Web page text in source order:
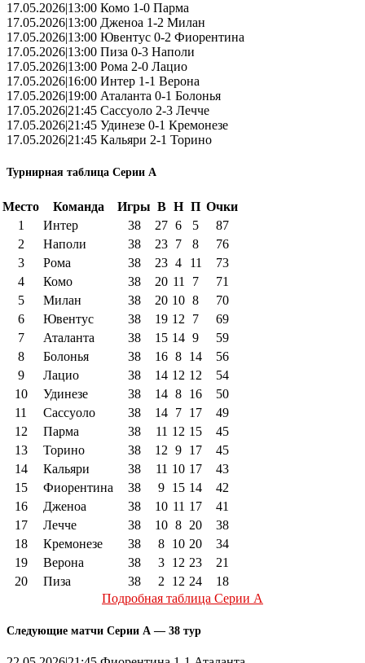
17.05.2026|13:00 Комо 1-0 Парма
17.05.2026|13:00 Дженоа 1-2 Милан
17.05.2026|13:00 Ювентус 0-2 Фиорентина
17.05.2026|13:00 Пиза 0-3 Наполи
17.05.2026|13:00 Рома 2-0 Лацио
17.05.2026|16:00 Интер 1-1 Верона
17.05.2026|19:00 Аталанта 0-1 Болонья
17.05.2026|21:45 Сассуоло 2-3 Лечче
17.05.2026|21:45 Удинезе 0-1 Кремонезе
17.05.2026|21:45 Кальяри 2-1 Торино
Турнирная таблица Серии А
Место Команда Игры В Н П Очки
1
Интер 38 27 6 5
87
2
Наполи 38 23 7 8
76
3
Рома 38 23 4 11
73
4
Комо 38 20 11 7
71
5
Милан 38 20 10 8
70
6
Ювентус 38 19 12 7
69
7
Аталанта 38 15 14 9
59
8
Болонья 38 16 8 14
56
9
Лацио 38 14 12 12
54
10
Удинезе 38 14 8 16
50
11
Сассуоло 38 14 7 17
49
12
Парма 38 11 12 15
45
13
Торино 38 12 9 17
45
14
Кальяри 38 11 10 17
43
15
Фиорентина 38 9 15 14
42
16
Дженоа 38 10 11 17
41
17
Лечче 38 10 8 20
38
18
Кремонезе 38 8 10 20
34
19
Верона 38 3 12 23
21
20
Пиза 38 2 12 24
18
Подробная таблица Серии А
Следующие матчи Серии А — 38 тур